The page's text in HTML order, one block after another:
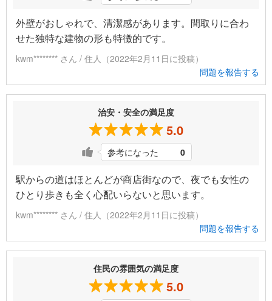
外壁がおしゃれで、清潔感があります。間取りに合わ
せた独特な建物の形も特徴的です。
kwm******** さん / 住人（2022年2月11日に投稿）
問題を報告する
治安・安全の満足度
5.0
参考になった 0
駅からの道はほとんどが商店街なので、夜でも女性の
ひとり歩きも全く心配いらないと思います。
kwm******** さん / 住人（2022年2月11日に投稿）
問題を報告する
住民の雰囲気の満足度
5.0